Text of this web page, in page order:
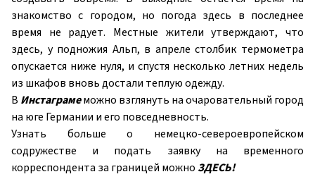
знакомство с городом, но погода здесь в последнее
время не радует. Местные жители утверждают, что
здесь, у подножия Альп, в апреле столбик термометра
опускается ниже нуля, и спустя несколько летних недель
из шкафов вновь достали теплую одежду.
В Инстаграмеможно взглянуть на очаровательный город
на юге Германии и его повседневность.
Узнать больше о немецко-североевропейском
содружестве и подать заявку на временного
корреспондента за границей можно ЗДЕСЬ!